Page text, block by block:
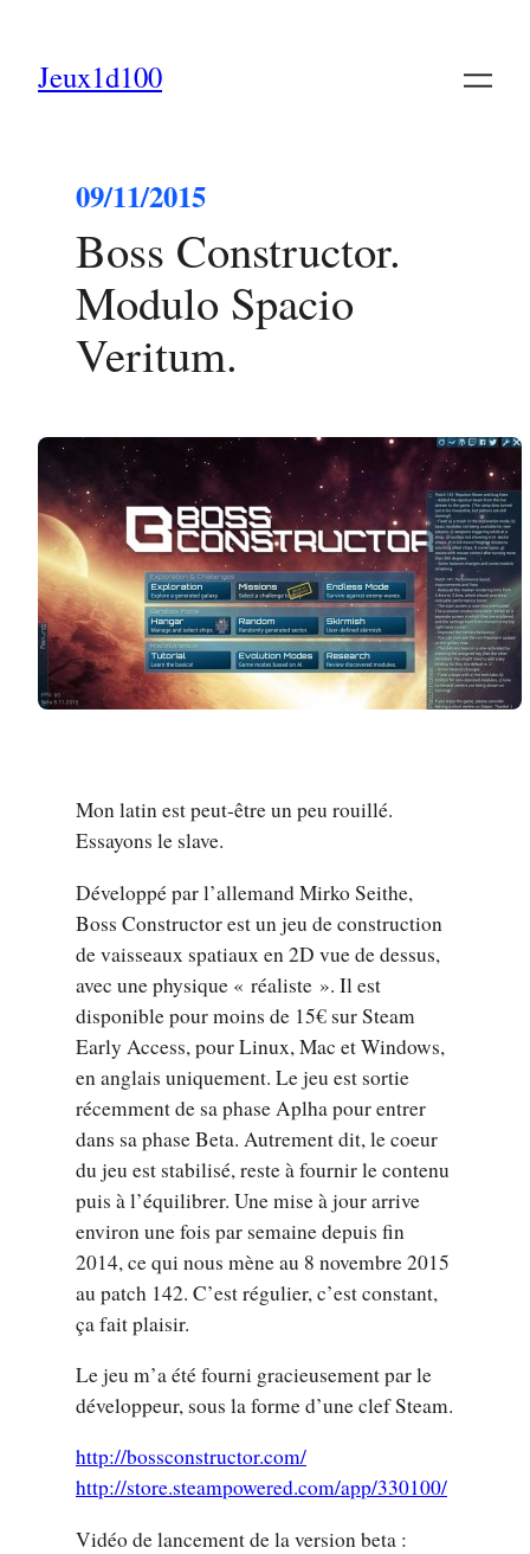
Jeux1d100
09/11/2015
Boss Constructor.
Modulo Spacio
Veritum.
Mon latin est peut-être un peu rouillé.
Essayons le slave.
Développé par l’allemand Mirko Seithe,
Boss Constructor est un jeu de construction
de vaisseaux spatiaux en 2D vue de dessus,
avec une physique « réaliste ». Il est
disponible pour moins de 15€ sur Steam
Early Access, pour Linux, Mac et Windows,
en anglais uniquement. Le jeu est sortie
récemment de sa phase Aplha pour entrer
dans sa phase Beta. Autrement dit, le coeur
du jeu est stabilisé, reste à fournir le contenu
puis à l’équilibrer. Une mise à jour arrive
environ une fois par semaine depuis fin
2014, ce qui nous mène au 8 novembre 2015
au patch 142. C’est régulier, c’est constant,
ça fait plaisir.
Le jeu m’a été fourni gracieusement par le
développeur, sous la forme d’une clef Steam.
http://bossconstructor.com/
http://store.steampowered.com/app/330100/
Vidéo de lancement de la version beta :